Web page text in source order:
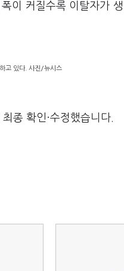
이 커질수록 이탈자가
고 있다. 사진/뉴시스
종 확인·수정했습니다.